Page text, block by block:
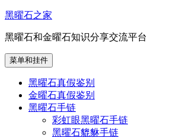
跳
内
容
黑曜石之家
黑曜石和金曜石知识分享交流平台
菜单和挂件
黑曜石真假鉴别
金曜石真假鉴别
黑曜石手链
彩虹眼黑曜石手链
黑曜石貔貅手链